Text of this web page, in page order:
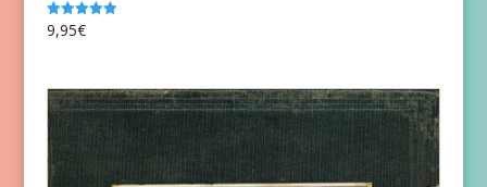
Valorado
con
9,95€